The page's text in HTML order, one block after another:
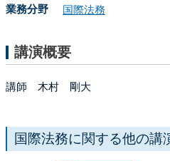
業務分野 国際法務
講演概要
講師 木村 剛大
国際法務に関する他の講